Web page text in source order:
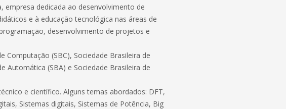
empresa dedicada ao desenvolvimento de
e à educação tecnológica nas áreas de
desenvolvimento de projetos e
Computação (SBC), Sociedade Brasileira de
Automática (SBA) e Sociedade Brasileira de
e científico. Alguns temas abordados: DFT,
Sistemas digitais, Sistemas de Potência, Big